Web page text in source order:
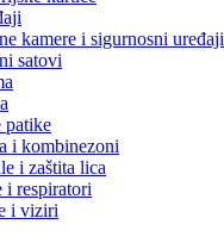
kamere i sigurnosni uređaji
satovi
patike
i kombinezoni
i zaštita lica
i respiratori
i viziri